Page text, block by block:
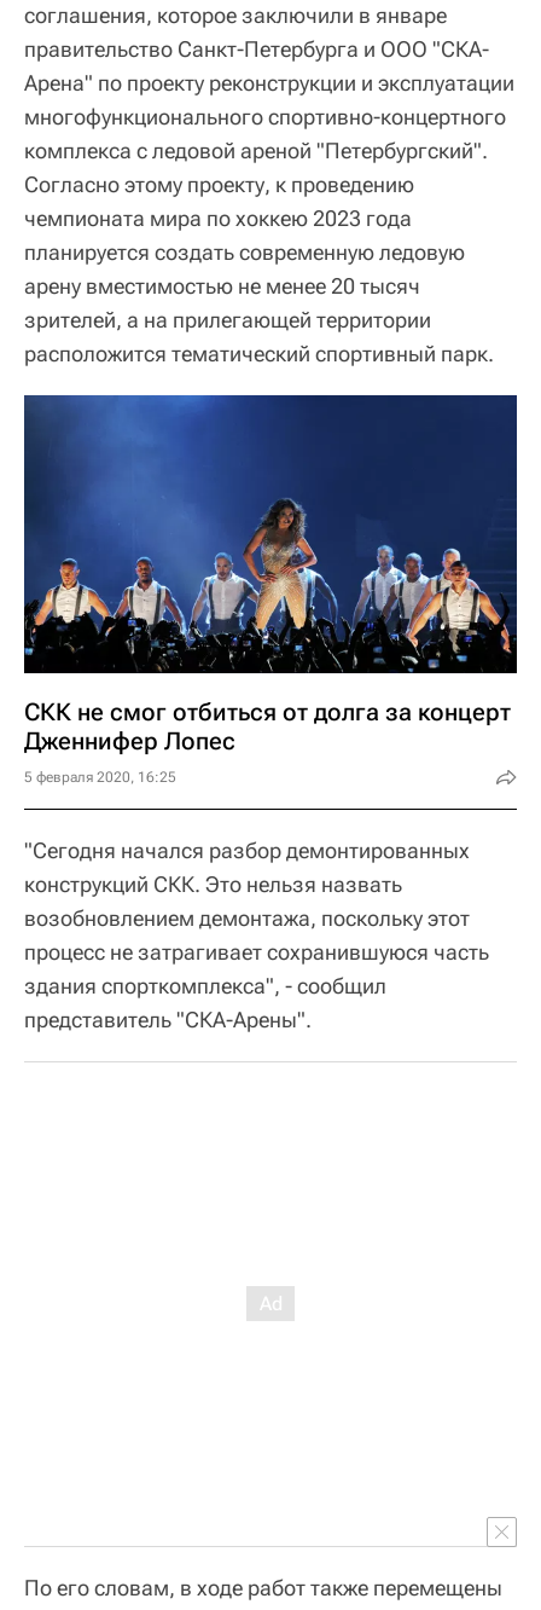
соглашения, которое заключили в январе
правительство Санкт-Петербурга и ООО "СКА-
Арена" по проекту реконструкции и эксплуатации
многофункционального спортивно-концертного
комплекса с ледовой ареной "Петербургский".
Согласно этому проекту, к проведению
чемпионата мира по хоккею 2023 года
планируется создать современную ледовую
арену вместимостью не менее 20 тысяч
зрителей, а на прилегающей территории
расположится тематический спортивный парк.
СКК не смог отбиться от долга за концерт
Дженнифер Лопес
5 февраля 2020, 16:25
"Сегодня начался разбор демонтированных
конструкций СКК. Это нельзя назвать
возобновлением демонтажа, поскольку этот
процесс не затрагивает сохранившуюся часть
здания спорткомплекса", - сообщил
представитель "СКА-Арены".
По его словам, в ходе работ также перемещены